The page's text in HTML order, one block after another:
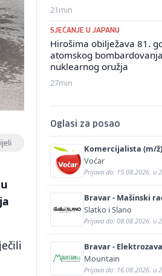
21min
SJEĆANJE U JAPANU
Hirošima obilježava 81.
atomskog
nuklearnog oružja
27min
Oglasi za posao
Komercijalista (m/ž)
Voćar
Prijava do: 15.08.2026. u
Bravar - Mašinski
Slatko i Slano
Prijava do: 08.08.2026. u
Bravar -
Mountain
Prijava do: 16.08.2026. u